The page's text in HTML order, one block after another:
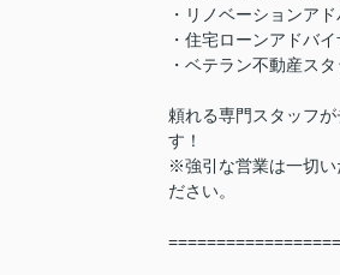
・リノベーションア
・住宅ローンアドバ
・ベテラン不動産ス
頼れる専門スタッフ
す！
※強引な営業は一切い
ださい。